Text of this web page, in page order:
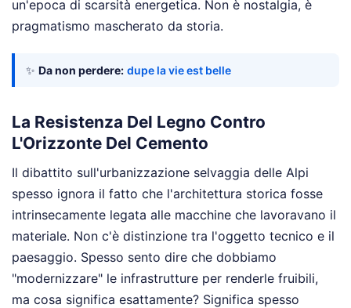
un'epoca di scarsità energetica. Non è nostalgia, è
pragmatismo mascherato da storia.
✨ Da non perdere: dupe la vie est belle
La Resistenza Del Legno Contro
L'Orizzonte Del Cemento
Il dibattito sull'urbanizzazione selvaggia delle Alpi
spesso ignora il fatto che l'architettura storica fosse
intrinsecamente legata alle macchine che lavoravano il
materiale. Non c'è distinzione tra l'oggetto tecnico e il
paesaggio. Spesso sento dire che dobbiamo
"modernizzare" le infrastrutture per renderle fruibili,
ma cosa significa esattamente? Significa spesso